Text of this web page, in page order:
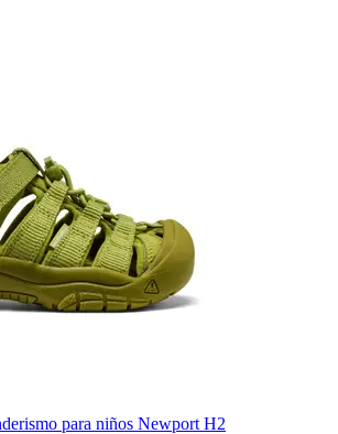
para niños Newport H2